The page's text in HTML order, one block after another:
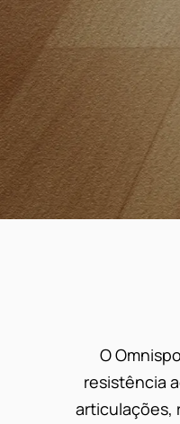
O
resistência
articulações,